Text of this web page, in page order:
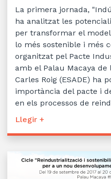
La primera jornada,
ha analitzat les
per transformar el
lo més sostenible i més
organitzat pel Pacte
amb el Palau Macaya de
Carles Roig (ESADE) ha
importància del pacte i
en els processos de
Llegir +